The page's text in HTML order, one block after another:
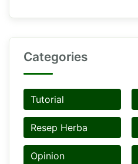
Categories
Tutorial
Resep Herba
Opinion